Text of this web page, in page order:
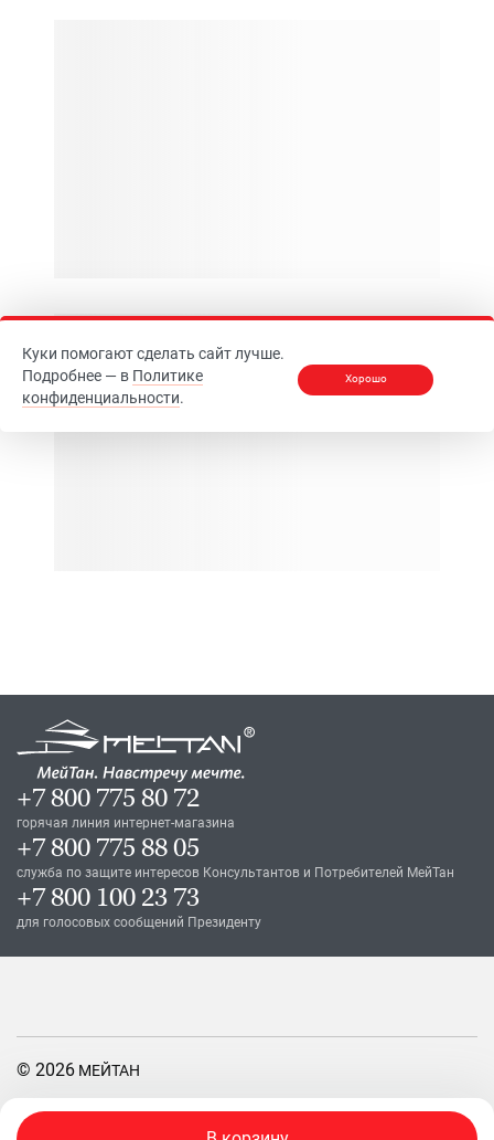
+7 800 775 80 72
горячая линия интернет-магазина
+7 800 775 88 05
служба по защите интересов Консультантов и Потребителей МейТан
+7 800 100 23 73
для голосовых сообщений Президенту
© 2026 МЕЙТАН
Правила пользования сайтом
Куки помогают сделать сайт лучше.
Подробнее — в Политике
конфиденциальности.
Хорошо